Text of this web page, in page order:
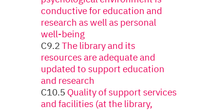
conductive for education and
research as well as personal
well-being
C9.2The library and its
resources are adequate and
updated to support education
and research
C10.5Quality of support services
and facilities (at the library,